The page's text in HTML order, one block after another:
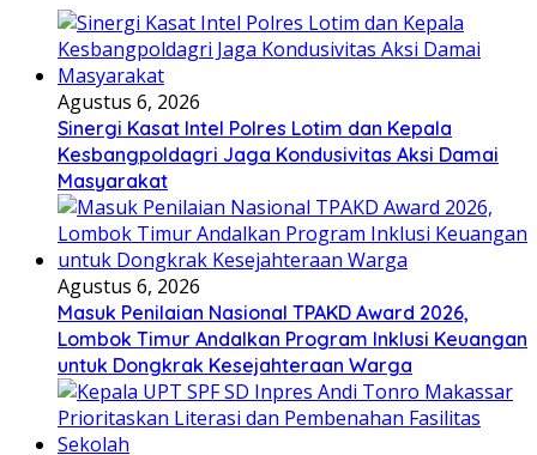
Agustus 6, 2026
Sinergi Kasat Intel Polres Lotim dan Kepala
Kesbangpoldagri Jaga Kondusivitas Aksi Damai
Masyarakat
Agustus 6, 2026
Masuk Penilaian Nasional TPAKD Award 2026,
Lombok Timur Andalkan Program Inklusi Keuangan
untuk Dongkrak Kesejahteraan Warga